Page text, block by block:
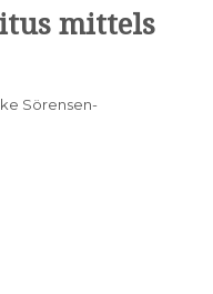
mittels
Sörensen-